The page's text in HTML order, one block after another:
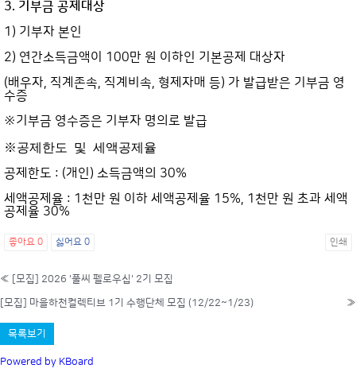
3. 기부금 공제대상
1) 기부자 본인
2) 연간소득금액이 100만 원 이하인 기본공제 대상자
(배우자, 직계존속, 직계비속, 형제자매 등) 가 발급받은 기부금 영
수증
※기부금 영수증은 기부자 명의로 발급
※공제한도 및 세액공제율
공제한도 : (개인) 소득금액의 30%
세액공제율 : 1천만 원 이하 세액공제율 15%, 1천만 원 초과 세액
공제율 30%
좋아요 0 싫어요 0 인쇄
« [모집] 2026 '풀씨 펠로우십' 2기 모집
[모집] 마을하천컬렉티브 1기 수행단체 모집 (12/22~1/23) »
목록보기
Powered by KBoard